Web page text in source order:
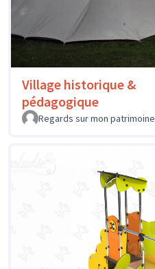
Village historique &
pédagogique
Regards sur mon patrimoine